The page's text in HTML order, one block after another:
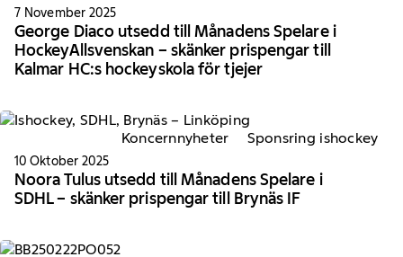
7 November 2025
George Diaco utsedd till Månadens Spelare i
HockeyAllsvenskan – skänker prispengar till
Kalmar HC:s hockeyskola för tjejer
Koncernnyheter Sponsring ishockey
10 Oktober 2025
Noora Tulus utsedd till Månadens Spelare i
SDHL – skänker prispengar till Brynäs IF